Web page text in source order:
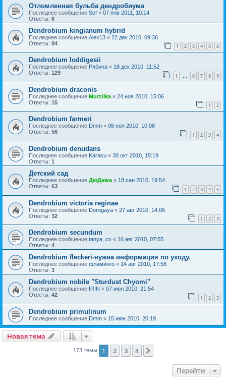
Отломленная бульба дендробиума
Последнее сообщение Sof « 07 янв 2011, 10:14
Ответы: 6
Dendrobium kingianum hybrid
Последнее сообщение Alex13 « 22 дек 2010, 09:36
Ответы: 84 1 2 3 4 5 6
Dendrobium loddigesii
Последнее сообщение Рябина « 18 дек 2010, 11:52
Ответы: 129 1 … 6 7 8 9
Dendrobium draconis
Последнее сообщение Murzilka « 24 ноя 2010, 15:06
Ответы: 15 1 2
Dendrobium farmeri
Последнее сообщение Dmm « 08 ноя 2010, 10:08
Ответы: 56 1 2 3 4
Dendrobium denudans
Последнее сообщение Karasu « 30 окт 2010, 15:19
Ответы: 1
Детский сад
Последнее сообщение ДюДюка « 18 сен 2010, 19:54
Ответы: 63 1 2 3 4 5
Dendrobium victoria reginae
Последнее сообщение Dorogaya « 27 авг 2010, 14:06
Ответы: 32 1 2 3
Dendrobium secundum
Последнее сообщение tanya_cv « 16 авг 2010, 07:55
Ответы: 4
Dendrobium fleckeri-нужна информация по уходу.
Последнее сообщение фламинго « 14 авг 2010, 17:58
Ответы: 3
Dendrobium nobile "Sturdust Chyomi"
Последнее сообщение IRIN « 07 июл 2010, 21:54
Ответы: 42 1 2 3
Dendrobium primulinum
Последнее сообщение Dmm « 15 июн 2010, 20:19
Новая тема
173 темы 1 2 3 4
Перейти